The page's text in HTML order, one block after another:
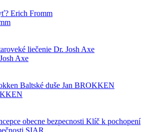
Erich Fromm
liečenie Dr. Josh Axe
Axe
Baltské duše Jan BROKKEN
Klíč k pochopení
SIAR